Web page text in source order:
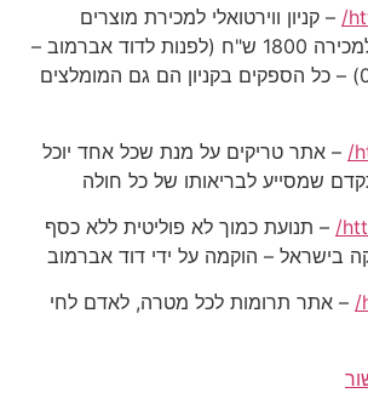
– קניון ווירטואלי למכירת מוצרים
ושירותים בהנחה – למכירה 1800 ש"ח (לפנות לדוד אברמוב –
טלפון 0506368622) – כל הספקים בקניון הם גם המומלצים
– אתר טריקים על מנת שכל אחד יוכל
שמסייע לבריאותו של כל חולה
– תנועת כמוך לא פוליטית ללא כסף
בישראל – הוקמה על ידי דוד אברמוב
– אתר תרומות לכל מטרה, לאדם לחי